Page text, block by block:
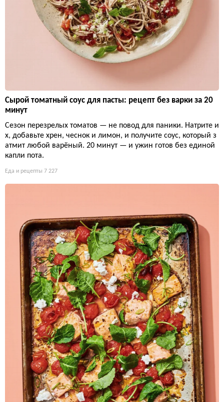
Сырой томатный соус для пасты: рецепт без варки за 20
минут
Сезон перезрелых томатов — не повод для паники. Натрите и
х, добавьте хрен, чеснок и лимон, и получите соус, который з
атмит любой варёный. 20 минут — и ужин готов без единой
капли пота.
Еда и рецепты 7 227